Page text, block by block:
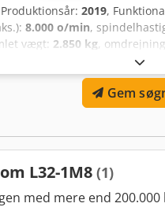
2019,
8.000 o/min,
vægt: 2.850 kg,
, type
+ FMB m CNC
med "0" driftstimer. LFV-
Driftstimer: 32.110 timer (pr.
Gem
L32-1M8 (1)
med mere end